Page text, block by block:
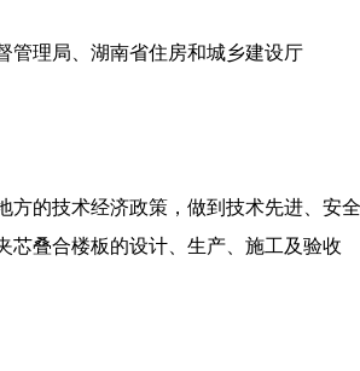
理局、湖南省住房和城乡建设厅
的技术经济政策，做到技术先进、安
芯叠合楼板的设计、生产、施工及验收